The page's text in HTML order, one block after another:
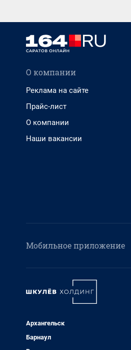
О компании
Реклама на сайте
Прайс-лист
О компании
Наши вакансии
Мобильное приложение
Архангельск
Барнаул